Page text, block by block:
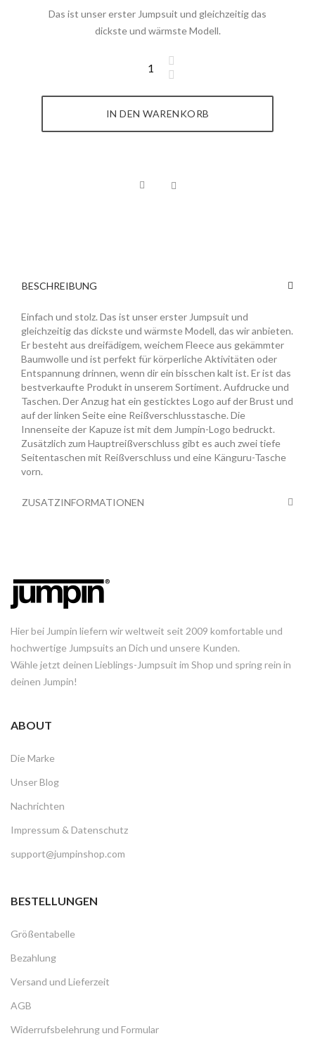
Das ist unser erster Jumpsuit und gleichzeitig das
dickste und wärmste Modell.
IN DEN WARENKORB
BESCHREIBUNG
Einfach und stolz. Das ist unser erster Jumpsuit und
gleichzeitig das dickste und wärmste Modell, das wir anbieten.
Er besteht aus dreifädigem, weichem Fleece aus gekämmter
Baumwolle und ist perfekt für körperliche Aktivitäten oder
Entspannung drinnen, wenn dir ein bisschen kalt ist. Er ist das
bestverkaufte Produkt in unserem Sortiment. Aufdrucke und
Taschen. Der Anzug hat ein gesticktes Logo auf der Brust und
auf der linken Seite eine Reißverschlusstasche. Die
Innenseite der Kapuze ist mit dem Jumpin-Logo bedruckt.
Zusätzlich zum Hauptreißverschluss gibt es auch zwei tiefe
Seitentaschen mit Reißverschluss und eine Känguru-Tasche
vorn.
ZUSATZINFORMATIONEN
Hier bei Jumpin liefern wir weltweit seit 2009 komfortable und
hochwertige Jumpsuits an Dich und unsere Kunden.
Wähle jetzt deinen Lieblings-Jumpsuit im Shop und spring rein in
deinen Jumpin!
ABOUT
Die Marke
Unser Blog
Nachrichten
Impressum & Datenschutz
support@jumpinshop.com
BESTELLUNGEN
Größentabelle
Bezahlung
Versand und Lieferzeit
AGB
Widerrufsbelehrung und Formular